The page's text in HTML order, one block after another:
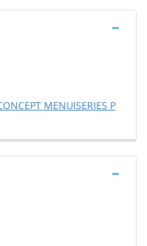
MENUISERIES P